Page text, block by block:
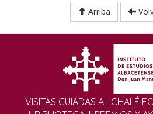
Arriba
VISITAS GUIADAS AL CHALÉ